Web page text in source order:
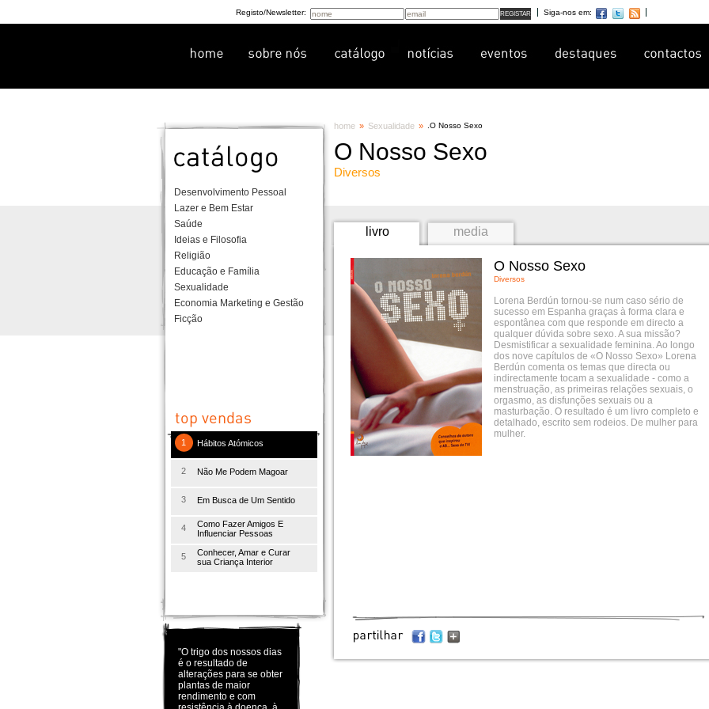
Registo/Newsletter: Siga-nos em:
Desenvolvimento Pessoal
Lazer e Bem Estar
Saúde
Ideias e Filosofia
Religião
Educação e Família
Sexualidade
Economia Marketing e Gestão
Ficção
1 Hábitos Atómicos
2 Não Me Podem Magoar
3 Em Busca de Um Sentido
4
Como Fazer Amigos E
Influenciar Pessoas
5
Conhecer, Amar e Curar
sua Criança Interior
"O trigo dos nossos dias
é o resultado de
alterações para se obter
plantas de maior
rendimento e com
home » Sexualidade » O Nosso Sexo
O Nosso Sexo
Diversos
livro media
O Nosso Sexo
Diversos
Lorena Berdún tornou-se num caso sério de
sucesso em Espanha graças à forma clara e
espontânea com que responde em directo a
qualquer dúvida sobre sexo. A sua missão?
Desmistificar a sexualidade feminina. Ao longo
dos nove capítulos de «O Nosso Sexo» Lorena
Berdún comenta os temas que directa ou
indirectamente tocam a sexualidade - como a
menstruação, as primeiras relações sexuais, o
orgasmo, as disfunções sexuais ou a
masturbação. O resultado é um livro completo e
detalhado, escrito sem rodeios. De mulher para
mulher.